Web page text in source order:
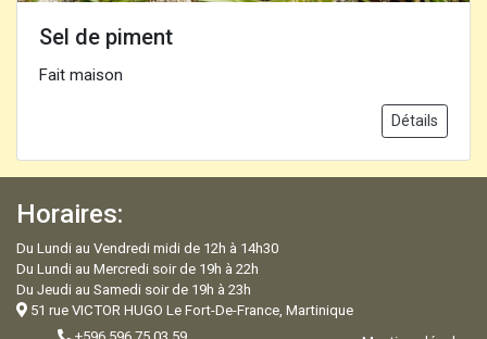
Sel de piment
Fait maison
Détails
Horaires:
Du Lundi au Vendredi midi de 12h à 14h30
Du Lundi au Mercredi soir de 19h à 22h
Du Jeudi au Samedi soir de 19h à 23h
51 rue VICTOR HUGO Le Fort-De-France, Martinique